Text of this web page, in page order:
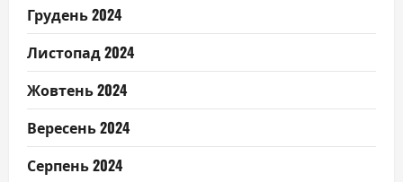
Грудень 2024
Листопад 2024
Жовтень 2024
Вересень 2024
Серпень 2024